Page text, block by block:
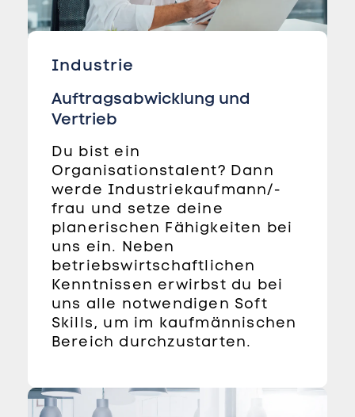
Industrie
Auftragsabwicklung und
Vertrieb
Du bist ein
Organisationstalent? Dann
werde Industriekaufmann/-
frau und setze deine
planerischen Fähigkeiten bei
uns ein. Neben
betriebswirtschaftlichen
Kenntnissen erwirbst du bei
uns alle notwendigen Soft
Skills, um im kaufmännischen
Bereich durchzustarten.